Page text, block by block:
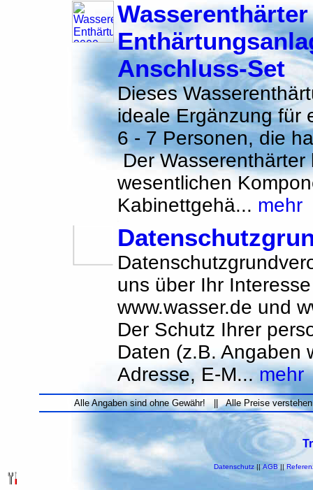
Wasserenthärter
Anschluss-Set
Dieses
ideale Ergänzung für
6 - 7 Personen, die
Der Wasserenthärter
wesentlichen
Kabinettgehä... mehr
uns über Ihr
www.wasser.de und
Der Schutz Ihrer
Daten (z.B. Angaben
Adresse, E-M... mehr
Alle Angaben sind ohne Gewähr! || Alle Preise
Datenschutz||AGB ||